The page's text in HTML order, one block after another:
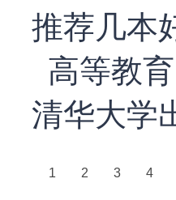
推荐几本
高等教
清华大学
1 2 3 4